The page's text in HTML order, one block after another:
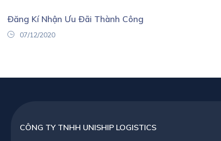
Đăng Kí Nhận Ưu Đãi Thành Công
07/12/2020
CÔNG TY TNHH UNISHIP LOGISTICS